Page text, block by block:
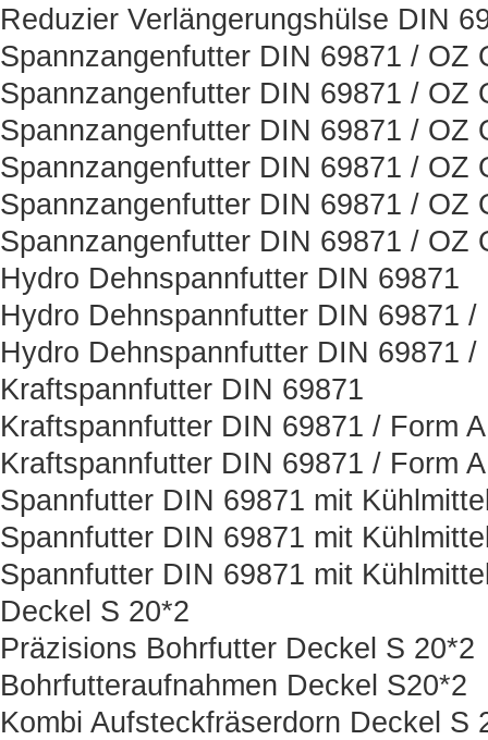
Reduzier Verlängerungshülse DIN
Spannzangenfutter DIN 69871 / OZ
Spannzangenfutter DIN 69871 / OZ
Spannzangenfutter DIN 69871 / OZ
Spannzangenfutter DIN 69871 / OZ
Spannzangenfutter DIN 69871 / OZ
Spannzangenfutter DIN 69871 / OZ
Hydro Dehnspannfutter DIN 69871
Hydro Dehnspannfutter DIN 69871
Hydro Dehnspannfutter DIN 69871
Kraftspannfutter DIN 69871
Kraftspannfutter DIN 69871 / Form
Kraftspannfutter DIN 69871 / Form
Spannfutter DIN 69871 mit
Spannfutter DIN 69871 mit
Spannfutter DIN 69871 mit
Deckel S 20*2
Präzisions Bohrfutter Deckel S 20*2
Bohrfutteraufnahmen Deckel S20*2
Kombi Aufsteckfräserdorn Deckel S